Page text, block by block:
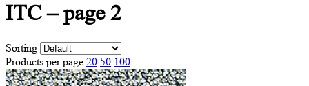
ITC– page 2
Sorting
Products per page 20 50 100